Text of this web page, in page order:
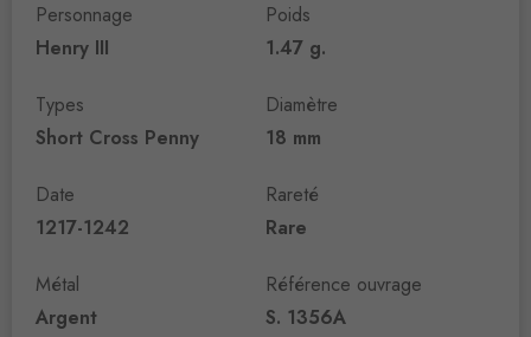
Personnage
Henry III
Types
Short Cross Penny
Date
1217-1242
Métal
Argent
Poids
1.47 g.
Diamètre
18 mm
Rareté
Rare
Référence ouvrage
S. 1356A